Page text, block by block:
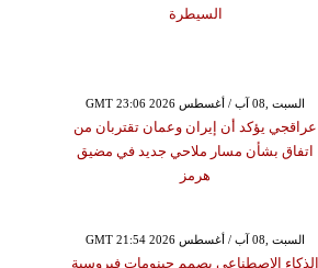
السيطرة
GMT 23:06 2026 السبت ,08 آب / أغسطس
عراقجي يؤكد أن إيران وعمان تقتربان من
اتفاق بشأن مسار ملاحي جديد في مضيق
هرمز
GMT 21:54 2026 السبت ,08 آب / أغسطس
الذكاء الاصطناعي يصمم جينومات فيروسية